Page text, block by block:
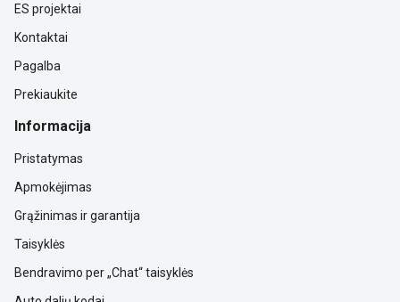
ES projektai
Kontaktai
Pagalba
Prekiaukite
Informacija
Pristatymas
Apmokėjimas
Grąžinimas ir garantija
Taisyklės
Bendravimo per „Chat“ taisyklės